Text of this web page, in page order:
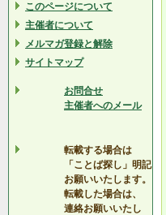
このページについて
主催者について
メルマガ登録と解除
サイトマップ
お問合せ
主催者へのメール
転載する場合は
「ことば探し」明記
お願いいたします。
転載した場合は、
連絡お願いいたし